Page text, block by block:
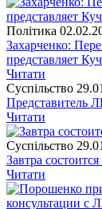
Полiтика
Захарченко:
представляет
Читати
Суспiльство
Представитель
Читати
Суспiльство
Завтра
Читати